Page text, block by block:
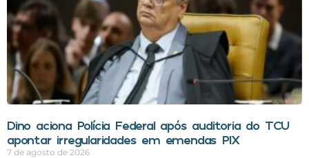
Dino aciona Polícia Federal após auditoria do TCU
apontar irregularidades em emendas PIX
7 de agosto de 2026